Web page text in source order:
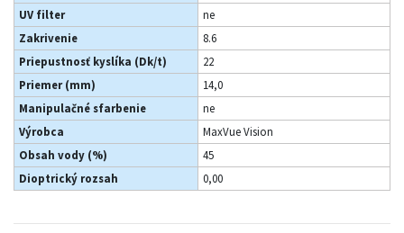
UV filter
ne
Zakrivenie
8.6
Priepustnosť kyslíka (Dk/t)
22
Priemer (mm)
14,0
Manipulačné sfarbenie
ne
Výrobca
MaxVue Vision
Obsah vody (%)
45
Dioptrický rozsah
0,00